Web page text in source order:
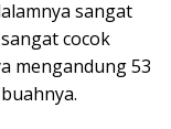
sangat
cocok
mengandung 53